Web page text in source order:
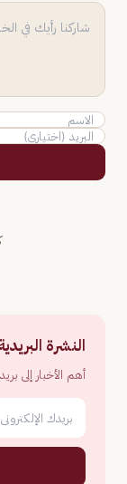
النشرة
أهم الأخبار إلى